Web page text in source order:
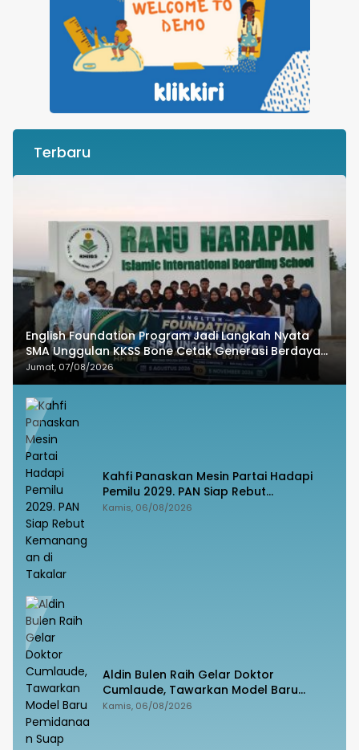
Terbaru
English Foundation Program Jadi Langkah Nyata
SMA Unggulan KKSS Bone Cetak Generasi Berdaya
Saing Global
Jumat, 07/08/2026
Kahfi Panaskan Mesin Partai Hadapi
Pemilu 2029. PAN Siap Rebut
Kemanangan di Takalar
Kamis, 06/08/2026
Aldin Bulen Raih Gelar Doktor
Cumlaude, Tawarkan Model Baru
Pemidanaan Suap Berbasis Keadilan
Kamis, 06/08/2026